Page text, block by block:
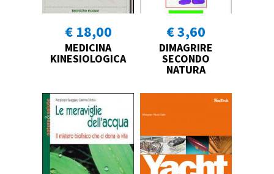
€ 18,00
MEDICINA
KINESIOLOGICA
€ 3,60
DIMAGRIRE
SECONDO
NATURA